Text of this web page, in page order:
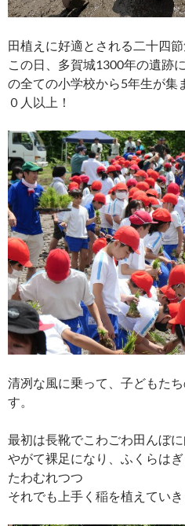
田植えに好適とされる二十四
この日、多賀城1300年の遺跡
の全ての小学校から5年生が集
０人以上！
清冽な風に乗って、子どもた
す。
最初は長靴でこわごわ田んぼ
やがて裸足になり、ふくらは
たわむれつつ
それでも上手く稲を植えていき